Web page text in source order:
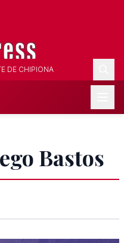
DE CHIPIONA
Bastos